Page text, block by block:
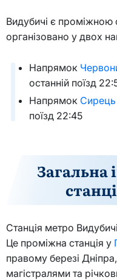
Видубичі є проміжною
організовано у двох
Напрямок
останній поїзд
Напрямок Сирець
поїзд 22:45
Загальна
Станція метро
Це проміжна станція у
правому березі
магістралями та